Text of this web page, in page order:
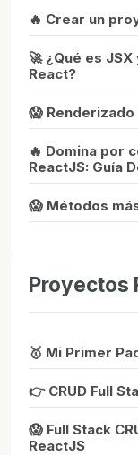
🔥 Crear un
🚀 ¿Qué es
React?
😱
🔥 Domina por
ReactJS: Guía
😱 Métodos
Proyectos
🥇 Mi Primer
👉 CRUD Full
😱 Full Stack
ReactJS